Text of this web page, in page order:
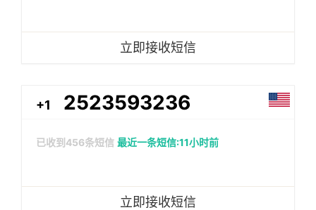
立即接收短信
+1 2523593236
已收到 456条短信 最近一条短信:11小时前
立即接收短信